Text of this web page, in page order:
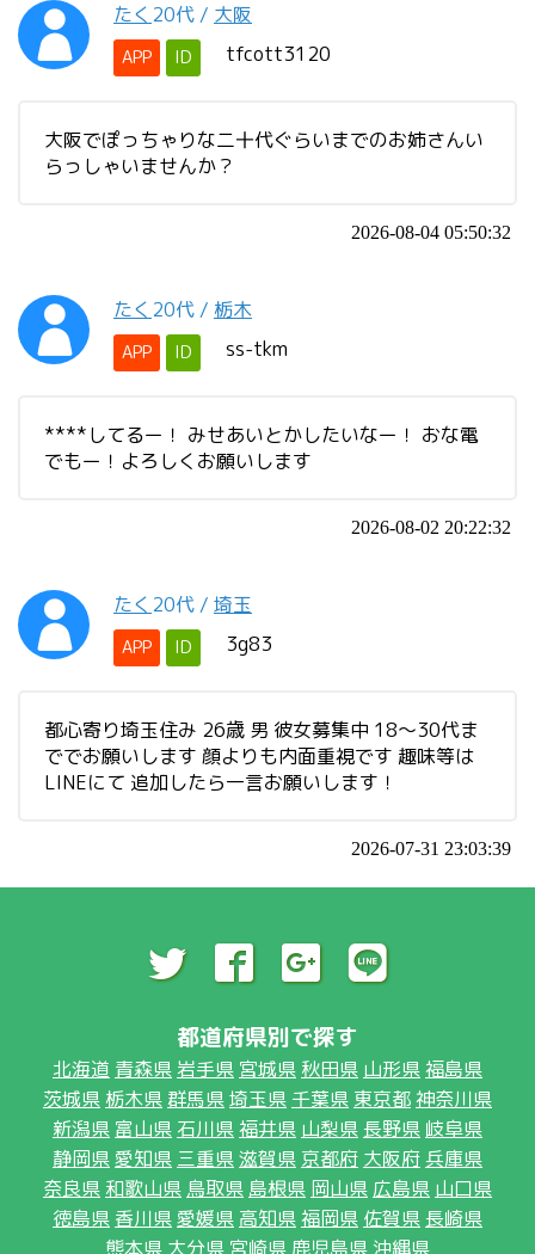
たく 20代 / 大阪
APP ID tfcott3120
大阪でぽっちゃりな二十代ぐらいまでのお姉さんい
らっしゃいませんか？
2026-08-04 05:50:32
たく 20代 / 栃木
APP ID ss-tkm
****してるー！ みせあいとかしたいなー！ おな電
でもー！よろしくお願いします
2026-08-02 20:22:32
たく 20代 / 埼玉
APP ID 3g83
都心寄り埼玉住み 26歳 男 彼女募集中 18～30代ま
ででお願いします 顔よりも内面重視です 趣味等は
LINEにて 追加したら一言お願いします！
2026-07-31 23:03:39
都道府県別で探す
北海道 青森県 岩手県 宮城県 秋田県 山形県福島県
茨城県 栃木県群馬県埼玉県 千葉県 東京都神奈川県
新潟県 富山県 石川県福井県 山梨県 長野県 岐阜県
静岡県愛知県 三重県滋賀県 京都府 大阪府 兵庫県
奈良県 和歌山県 鳥取県 島根県 岡山県 広島県 山口県
徳島県 香川県愛媛県 高知県福岡県 佐賀県 長崎県
熊本県 大分県 宮崎県 鹿児島県 沖縄県